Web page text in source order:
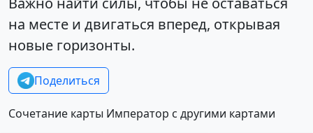
на месте и двигаться вперед, открывая
новые горизонты.
Поделиться
Сочетание карты Император с другими картами